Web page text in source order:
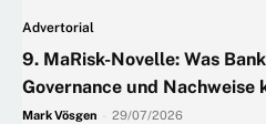
Advertorial
9. MaRisk-Novelle: Was
Governance und Nachweise
Mark Vösgen 29/07/2026